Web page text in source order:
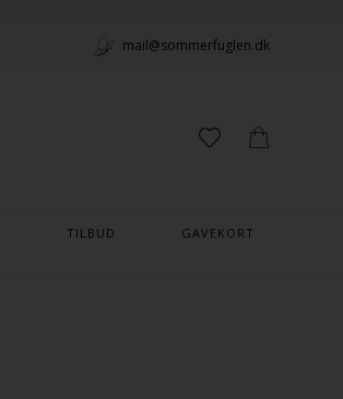
mail@sommerfuglen.dk
TILBUD GAVEKORT